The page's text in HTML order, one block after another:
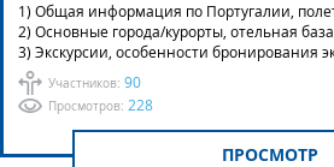
Участников: 90
Просмотров: 228
1) Общая информация по Португалии,
2) Основные города/курорты, отельная база
3) Экскурсии, особенности бронирования
ПРОСМОТР